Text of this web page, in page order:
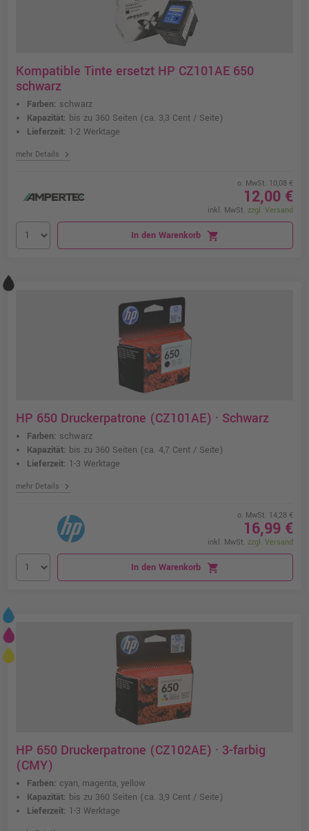
Kompatible Tinte ersetzt HP CZ101AE 650
schwarz
Farben: schwarz
Kapazität: bis zu 360 Seiten (ca. 3,3 Cent / Seite)
Lieferzeit: 1-2 Werktage
mehr Details chevron_right
o. MwSt. 10,08 €
12,00 €
inkl. MwSt. zzgl. Versand
In den Warenkorb shopping_cart
HP 650 Druckerpatrone (CZ101AE) · Schwarz
Farben: schwarz
Kapazität: bis zu 360 Seiten (ca. 4,7 Cent / Seite)
Lieferzeit: 1-3 Werktage
mehr Details chevron_right
o. MwSt. 14,28 €
16,99 €
inkl. MwSt. zzgl. Versand
In den Warenkorb shopping_cart
HP 650 Druckerpatrone (CZ102AE) · 3-farbig
(CMY)
Farben: cyan, magenta, yellow
Kapazität: bis zu 360 Seiten (ca. 3,9 Cent / Seite)
Lieferzeit: 1-3 Werktage